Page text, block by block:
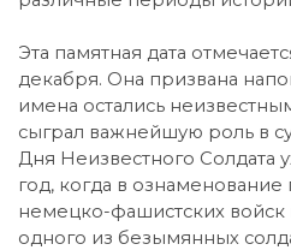
Эта памятная дата
декабря. Она призвана
имена остались
сыграл важнейшую роль в
Дня Неизвестного Солдата
год, когда в
немецко-фашистских
одного из безымянных